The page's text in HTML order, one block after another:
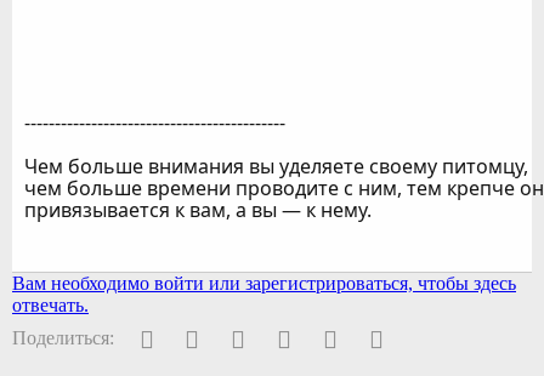
-------------------------------------------
Чем больше внимания вы уделяете своему питомцу,
чем больше времени проводите с ним, тем крепче он
привязывается к вам, а вы — к нему.
Вам необходимо войти или зарегистрироваться, чтобы здесь
отвечать.
Поделиться:
FacebookTwitter PinterestWhatsAppЭлектронная почта